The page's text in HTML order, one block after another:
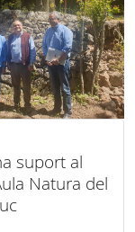
suport al
Natura del